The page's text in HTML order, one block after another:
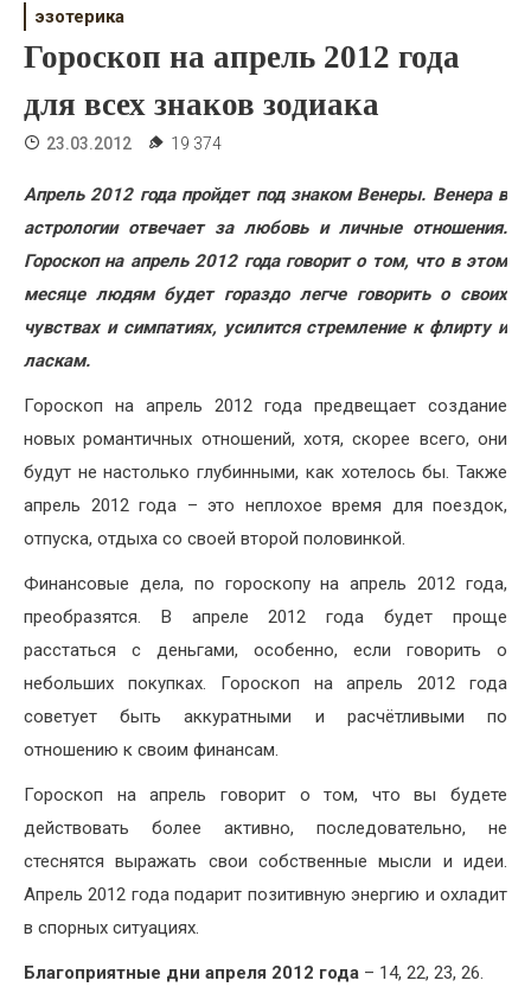
Свадьба
Дом
Жизнь
Недвижимость
эзотерика
Гороскоп на апрель 2012 года
для всех знаков зодиака
23.03.2012 19 374
Апрель 2012 года пройдет под знаком Венеры. Венера в
астрологии отвечает за любовь и личные отношения.
Гороскоп на апрель 2012 года говорит о том, что в этом
месяце людям будет гораздо легче говорить о своих
чувствах и симпатиях, усилится стремление к флирту и
ласкам.
Гороскоп на апрель 2012 года предвещает создание
новых романтичных отношений, хотя, скорее всего, они
будут не настолько глубинными, как хотелось бы. Также
апрель 2012 года – это неплохое время для поездок,
отпуска, отдыха со своей второй половинкой.
Финансовые дела, по гороскопу на апрель 2012 года,
преобразятся. В апреле 2012 года будет проще
расстаться с деньгами, особенно, если говорить о
небольших покупках. Гороскоп на апрель 2012 года
советует быть аккуратными и расчётливыми по
отношению к своим финансам.
Гороскоп на апрель говорит о том, что вы будете
действовать более активно, последовательно, не
стеснятся выражать свои собственные мысли и идеи.
Апрель 2012 года подарит позитивную энергию и охладит
в спорных ситуациях.
Благоприятные дни апреля 2012 года – 14, 22, 23, 26.